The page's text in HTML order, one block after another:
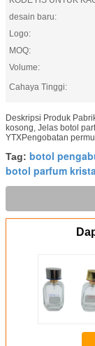
desain baru:
Logo:
MOQ:
Volume:
Cahaya Tinggi:
Deskripsi Produk
kosong, Jelas botol
YTXPengobatan
Tag: botol
botol parfum